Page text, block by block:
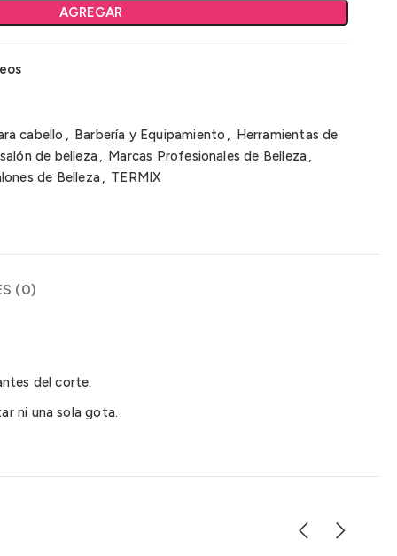
AGREGAR
cabello , Barbería y Equipamiento , Herramientas de
de belleza, Marcas Profesionales de Belleza,
de Belleza, TERMIX
(0)
del corte.
ni una sola gota.